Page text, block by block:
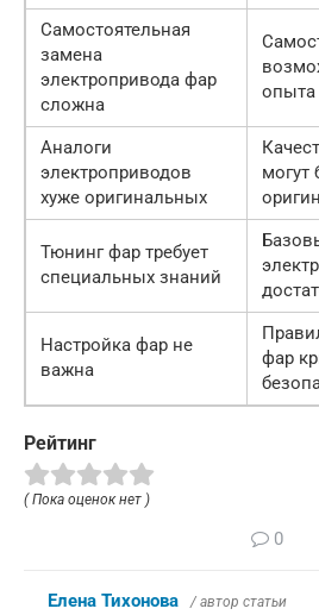
Самостоятельная
замена
электропривода фар
сложна
опыта
Аналоги
электроприводов
хуже оригинальных
могут
Тюнинг фар требует
специальных знаний
Настройка фар не
важна
фар
Рейтинг
( Пока оценок нет )
0
Елена Тихонова / автор статьи